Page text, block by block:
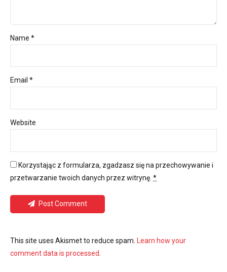
Name *
Email *
Website
Korzystając z formularza, zgadzasz się na przechowywanie i
przetwarzanie twoich danych przez witrynę. *
Post Comment
This site uses Akismet to reduce spam. Learn how your
comment data is processed